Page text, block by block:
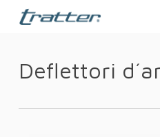
Skip
contentDeflettori